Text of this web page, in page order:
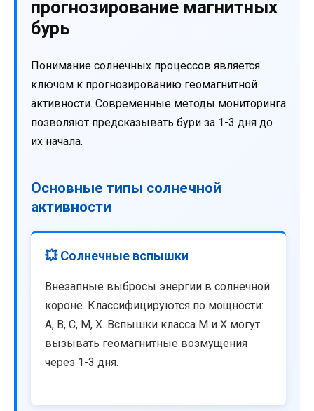
прогнозирование магнитных
бурь
Понимание солнечных процессов является
ключом к прогнозированию геомагнитной
активности. Современные методы мониторинга
позволяют предсказывать бури за 1-3 дня до
их начала.
Основные типы солнечной
активности
💥 Солнечные вспышки
Внезапные выбросы энергии в солнечной
короне. Классифицируются по мощности:
A, B, C, M, X. Вспышки класса M и X могут
вызывать геомагнитные возмущения
через 1-3 дня.